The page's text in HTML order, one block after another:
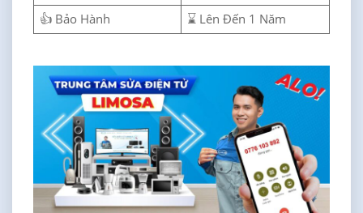
👍 Bảo Hành
⌛ Lên Đến 1 Năm